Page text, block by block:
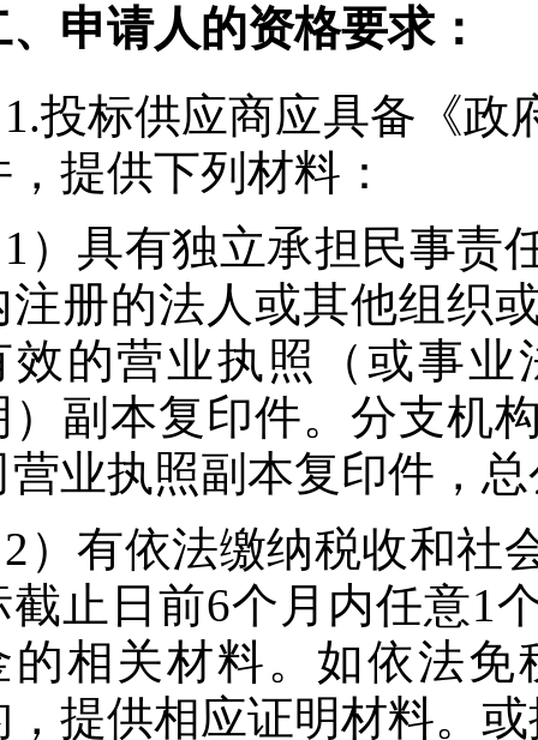
、申请人的资格要求：
1.投标供应商应具备《政
，提供下列材料：
1）具有独立承担民事责
注册的法人或其他组织
效的营业执照（或事
）副本复印件。分支机
营业执照副本复印件，
2）有依法缴纳税收和社
截止日前6个月内任意1
的相关材料。如依法
，提供相应证明材料。